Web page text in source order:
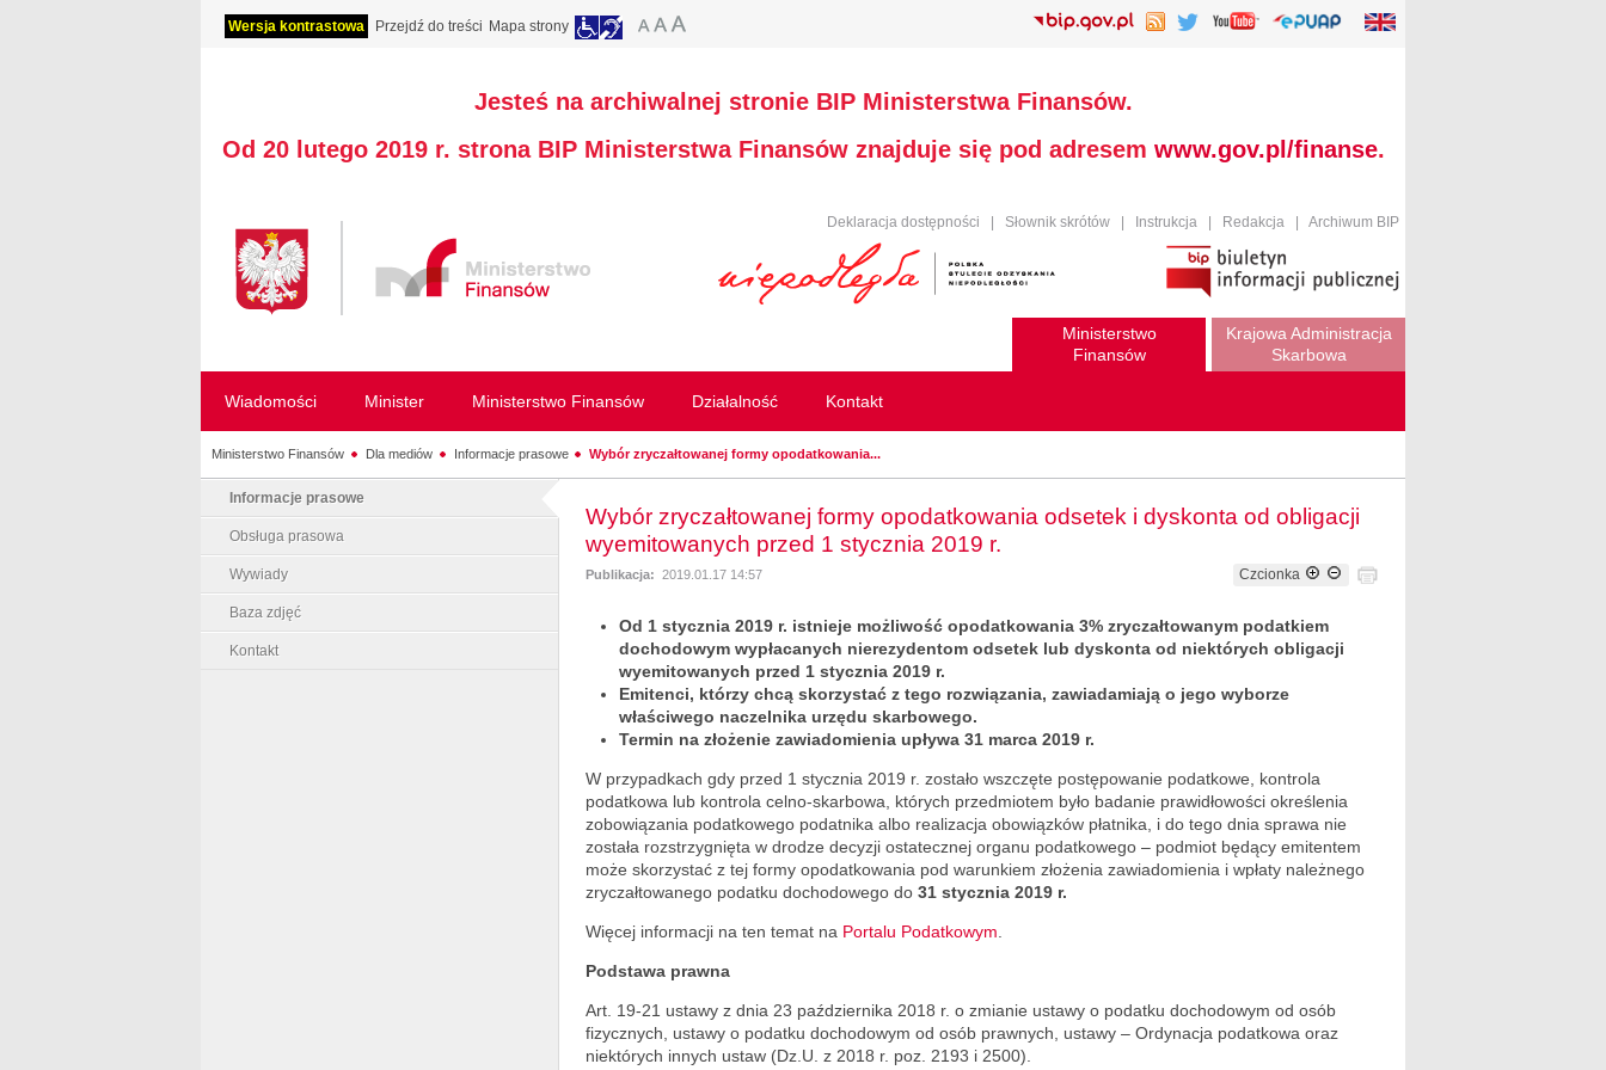
Wersja kontrastowa Przejdź do treści Mapa strony
Jesteś na archiwalnej stronie BIP Ministerstwa Finansów.
Od 20 lutego 2019 r. strona BIP Ministerstwa Finansów znajduje się pod adresem www.gov.pl/finanse.
Deklaracja dostępności Słownik skrótów Instrukcja Redakcja Archiwum BIP
Ministerstwo
Finansów
Krajowa Administracja
Skarbowa
Wiadomości Minister Ministerstwo Finansów Działalność Kontakt
Ministerstwo Finansów Dla mediów Informacje prasowe Wybór zryczałtowanej formy opodatkowania...
Informacje prasowe
Obsługa prasowa
Wywiady
Baza zdjęć
Kontakt
Wybór zryczałtowanej formy opodatkowania odsetek i dyskonta od obligacji
wyemitowanych przed 1 stycznia 2019 r.
Publikacja: 2019.01.17 14:57 Czcionka
Od 1 stycznia 2019 r. istnieje możliwość opodatkowania 3% zryczałtowanym podatkiem
dochodowym wypłacanych nierezydentom odsetek lub dyskonta od niektórych obligacji
wyemitowanych przed 1 stycznia 2019 r.
Emitenci, którzy chcą skorzystać z tego rozwiązania, zawiadamiają o jego wyborze
właściwego naczelnika urzędu skarbowego.
Termin na złożenie zawiadomienia upływa 31 marca 2019 r.
W przypadkach gdy przed 1 stycznia 2019 r. zostało wszczęte postępowanie podatkowe, kontrola
podatkowa lub kontrola celno-skarbowa, których przedmiotem było badanie prawidłowości określenia
zobowiązania podatkowego podatnika albo realizacja obowiązków płatnika, i do tego dnia sprawa nie
została rozstrzygnięta w drodze decyzji ostatecznej organu podatkowego – podmiot będący emitentem
może skorzystać z tej formy opodatkowania pod warunkiem złożenia zawiadomienia i wpłaty należnego
zryczałtowanego podatku dochodowego do 31 stycznia 2019 r.
Więcej informacji na ten temat na Portalu Podatkowym
Podstawa prawna
Art. 19-21 ustawy z dnia 23 października 2018 r. o zmianie ustawy o podatku dochodowym od osób
fizycznych, ustawy o podatku dochodowym od osób prawnych, ustawy – Ordynacja podatkowa oraz
niektórych innych ustaw (Dz.U. z 2018 r. poz. 2193 i 2500).